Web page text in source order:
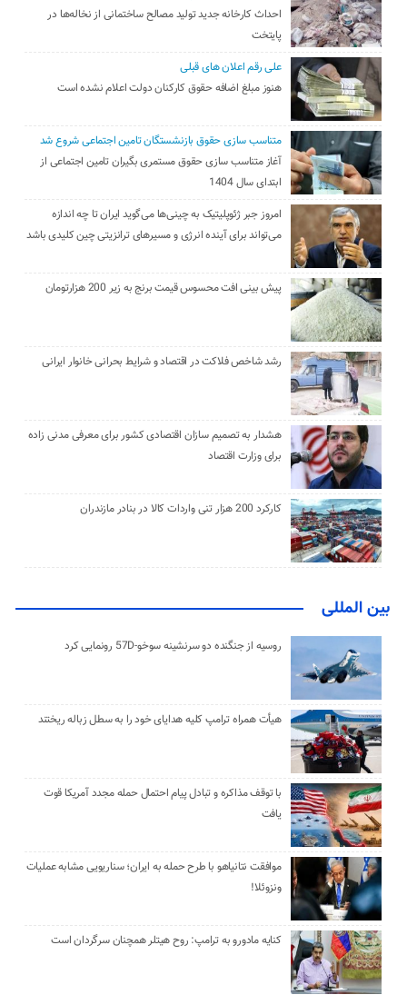
احداث کارخانه جدید تولید مصالح ساختمانی از نخاله‌ها در
پایتخت
علی رقم اعلان های قبلی
هنوز مبلغ اضافه حقوق کارکنان دولت اعلام نشده است
متناسب سازی حقوق بازنشستگان تامین اجتماعی شروع شد
آغاز متناسب سازی حقوق مستمری بگیران تامین اجتماعی از
ابتدای سال 1404
امروز جبر ژئوپلیتیک به چینی‌ها می‌گوید ایران تا چه اندازه
می‌تواند برای آینده انرژی و مسیرهای ترانزیتی چین کلیدی باشد
پیش بینی افت محسوس قیمت برنج به زیر 200 هزارتومان
رشد شاخص فلاکت در اقتصاد و شرایط بحرانی خانوار ایرانی
هشدار به تصمیم سازان اقتصادی کشور برای معرفی مدنی زاده
برای وزارت اقتصاد
کارکرد 200 هزار تنی واردات کالا در بنادر مازندران
بین المللی
روسیه از جنگنده دو سرنشینه سوخو-57D رونمایی کرد
هیأت همراه ترامپ کلیه هدایای خود را به سطل زباله ریختند
با توقف مذاکره و تبادل پیام احتمال حمله مجدد آمریکا قوت
یافت
موافقت نتانیاهو با طرح حمله به ایران؛ سناریویی مشابه عملیات
ونزوئلا!
کنایه مادورو به ترامپ: روح هیتلر همچنان سرگردان است